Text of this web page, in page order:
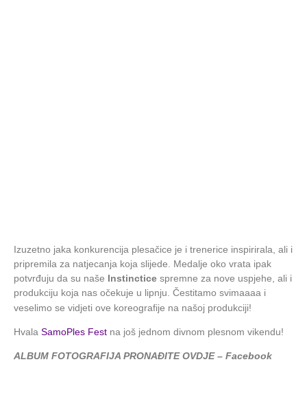
Izuzetno jaka konkurencija plesačice je i trenerice inspirirala, ali i
pripremila za natjecanja koja slijede. Medalje oko vrata ipak
potvrđuju da su naše Instinctice spremne za nove uspjehe, ali i
produkciju koja nas očekuje u lipnju. Čestitamo svimaaaa i
veselimo se vidjeti ove koreografije na našoj produkciji!
Hvala SamoPles Fest na još jednom divnom plesnom vikendu!
ALBUM FOTOGRAFIJA PRONAĐITE OVDJE – Facebook